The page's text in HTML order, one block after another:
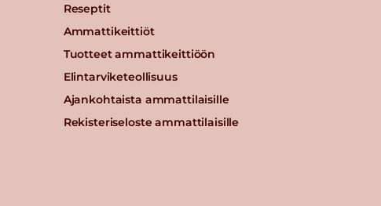
Reseptit
Ammattikeittiöt
Tuotteet ammattikeittiöön
Elintarviketeollisuus
Ajankohtaista ammattilaisille
Rekisteriseloste ammattilaisille